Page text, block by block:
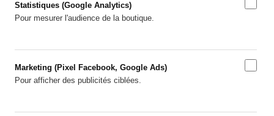
Statistiques (Google Analytics)
Pour mesurer l'audience de la boutique.
Marketing (Pixel Facebook, Google Ads)
Pour afficher des publicités ciblées.